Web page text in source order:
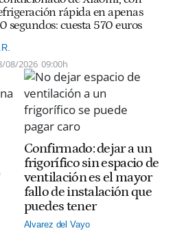
rápida en apenas
segundos: cuesta 570 euros
08/2026 09:00h
Confirmado: dejar a un
frigorífico sin espacio de
ventilación es el mayor
fallo de instalación que
puedes tener
Alvarez del Vayo